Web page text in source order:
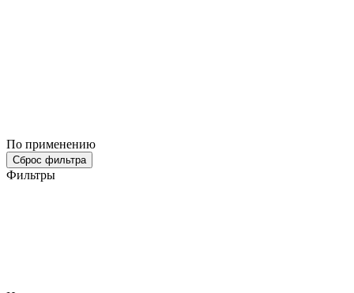
По применению
Сброс фильтра
Фильтры